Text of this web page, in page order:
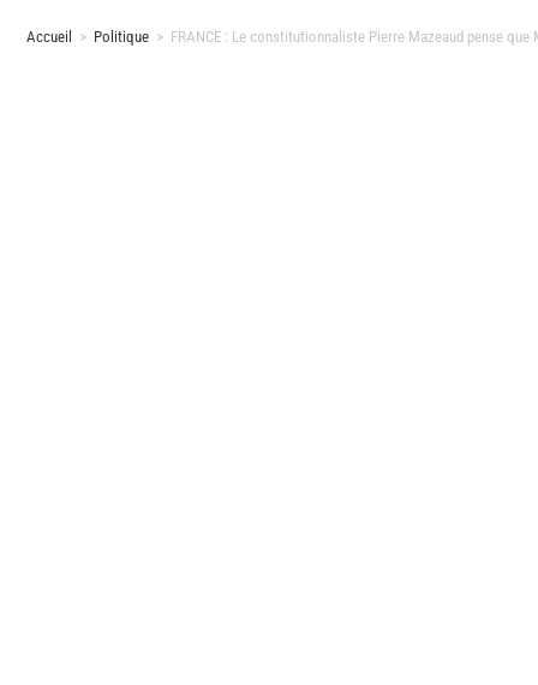
Accueil > Politique > FRANCE : Le constitutionnaliste Pierre Mazeaud pense